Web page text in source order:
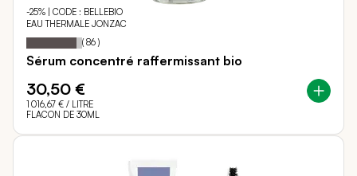
-25% | CODE : BELLEBIO
EAU THERMALE JONZAC
Notation: 90
% of
( 86 )
Sérum concentré raffermissant bio
30,50 €
1 016,67 € / LITRE
FLACON DE 30ML